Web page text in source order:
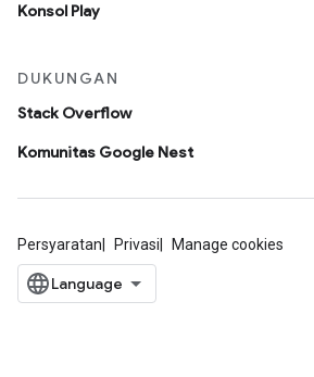
Konsol Play
DUKUNGAN
Stack Overflow
Komunitas Google Nest
Persyaratan Privasi Manage cookies